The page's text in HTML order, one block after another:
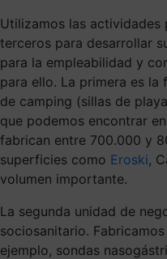
Utilizamos las
terceros para desarrollar
para la empleabilidad y
para ello. La primera es
de camping (sillas de
que podemos encontrar
fabrican entre 700.000 y
superficies como Eroski,
volumen importante.
La segunda unidad de
sociosanitario.
ejemplo, sondas